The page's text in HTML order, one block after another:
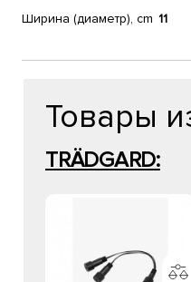
Ширина (диаметр), cm 11
Товары
TRÄDGARD: